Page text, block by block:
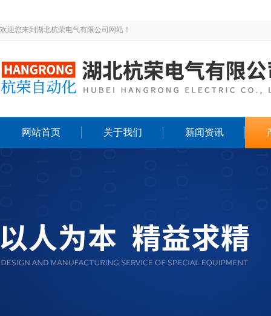
欢迎您来到湖北杭荣电气有限公司网站！
网站首页 关于我们 新闻资讯